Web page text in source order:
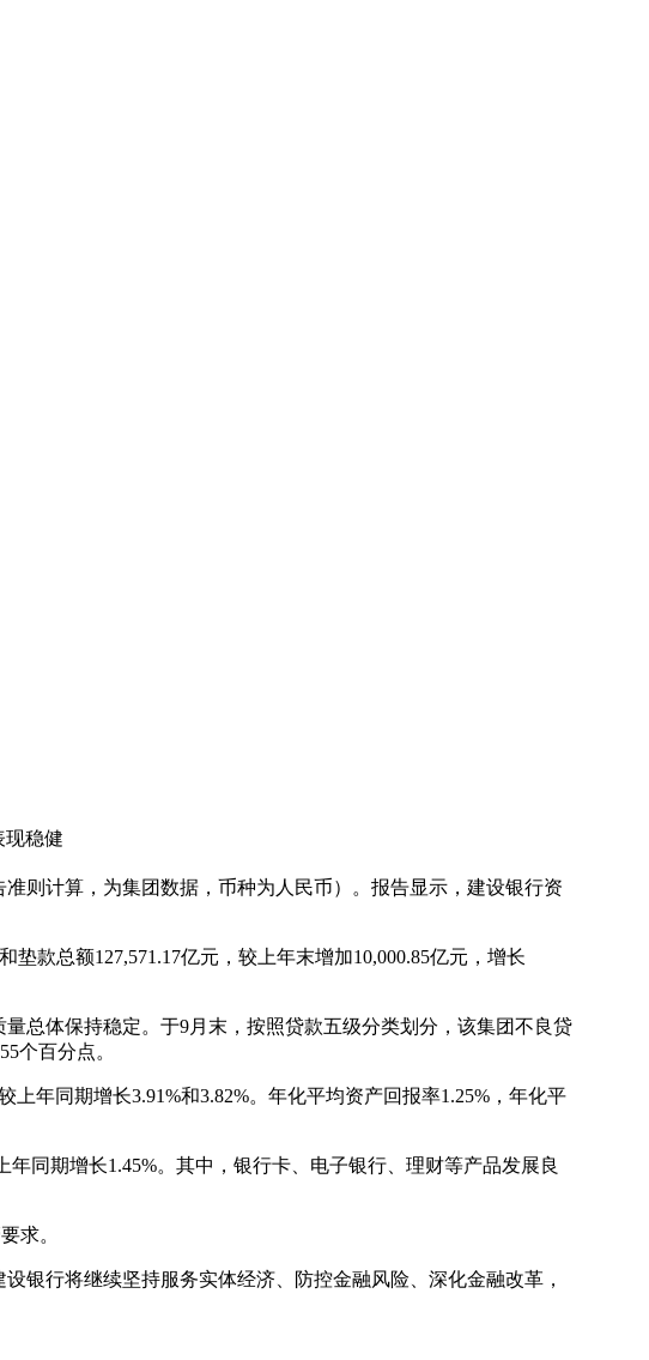
则计算，为集团数据，币种为人民币）。报告显示，建设银行资
款总额127,571.17亿元，较上年末增加10,000.85亿元，增长
体保持稳定。于9月末，按照贷款五级分类划分，该集团不良贷
个百分点。
年同期增长3.91%和3.82%。年化平均资产回报率1.25%，年化平
同期增长1.45%。其中，银行卡、电子银行、理财等产品发展良
求。
行将继续坚持服务实体经济、防控金融风险、深化金融改革，